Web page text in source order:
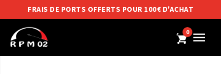
FRAIS DE PORTS OFFERTS POUR 100€ D'ACHAT
0